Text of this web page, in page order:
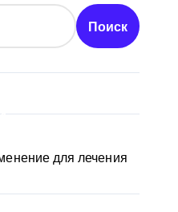
Поиск
для лечения